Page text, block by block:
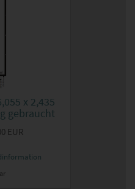
x 2,435
gebraucht
EUR